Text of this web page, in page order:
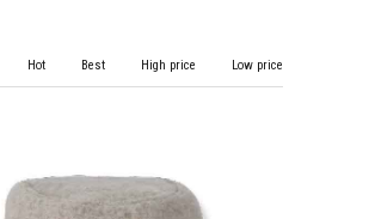
Hot Best High price Low price